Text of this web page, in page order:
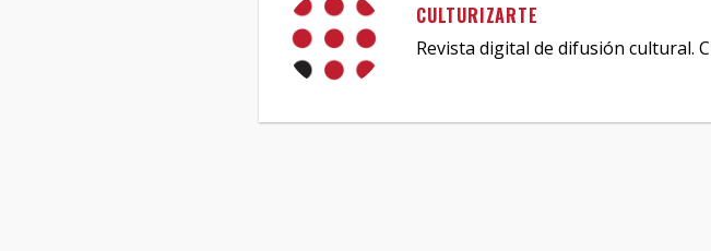
CULTURIZARTE
Revista digital de difusión cultural.